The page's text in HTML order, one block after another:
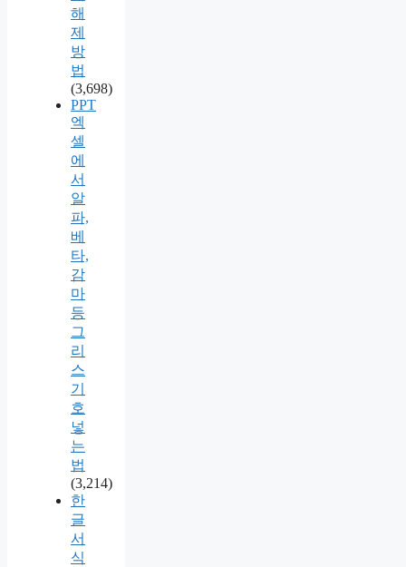
해
제
방
법
(3,698)
PPT
엑
셀
에
서
알
파,
베
타,
감
마
등
그
리
스
기
호
넣
는
법
(3,214)
한
글
서
식